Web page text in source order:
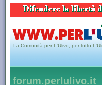
La Comunità per L'Ulivo, per tutto
forum.perlulivo.it